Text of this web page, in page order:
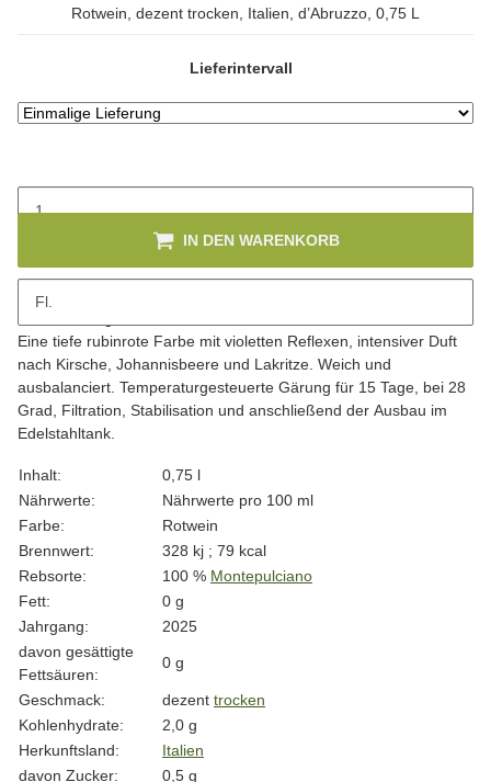
Rotwein, dezent trocken, Italien, d’Abruzzo, 0,75 L
Lieferintervall
Fl.
IN DEN WARENKORB
Eine tiefe rubinrote Farbe mit violetten Reflexen, intensiver Duft
nach Kirsche, Johannisbeere und Lakritze. Weich und
ausbalanciert. Temperaturgesteuerte Gärung für 15 Tage, bei 28
Grad, Filtration, Stabilisation und anschließend der Ausbau im
Edelstahltank.
Produkteigenschaft
Wert
Inhalt:
0,75 l
Nährwerte:
Nährwerte pro 100 ml
Farbe:
Rotwein
Brennwert:
328 kj ; 79 kcal
Rebsorte:
100 % Montepulciano
Fett:
0 g
Jahrgang:
2025
davon gesättigte
Fettsäuren:
0 g
Geschmack: dezent trocken
Kohlenhydrate:
2,0 g
Herkunftsland:
Italien
davon Zucker:
0,5 g